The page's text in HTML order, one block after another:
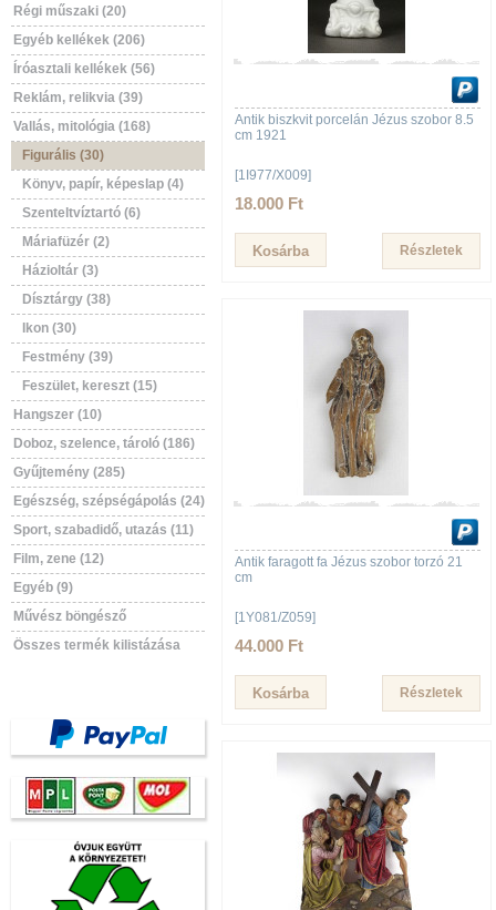
Régi műszaki (20)
Egyéb kellékek (206)
Íróasztali kellékek (56)
Reklám, relikvia (39)
Vallás, mitológia (168)
Figurális (30)
Könyv, papír, képeslap (4)
Szenteltvíztartó (6)
Máriafüzér (2)
Házioltár (3)
Dísztárgy (38)
Ikon (30)
Festmény (39)
Feszület, kereszt (15)
Hangszer (10)
Doboz, szelence, tároló (186)
Gyűjtemény (285)
Egészség, szépségápolás (24)
Sport, szabadidő, utazás (11)
Film, zene (12)
Egyéb (9)
Művész böngésző
Összes termék kilistázása
Antik biszkvit porcelán Jézus szobor 8.5
cm 1921
[1I977/X009]
18.000 Ft
Részletek
Antik faragott fa Jézus szobor torzó 21
cm
[1Y081/Z059]
44.000 Ft
Részletek